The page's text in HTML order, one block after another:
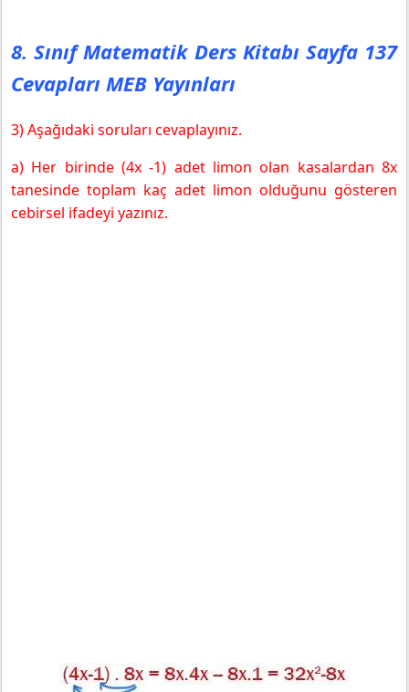
8. Sınıf Matematik Ders Kitabı Sayfa 137
Cevapları MEB Yayınları
3) Aşağıdaki soruları cevaplayınız.
a) Her birinde (4x -1) adet limon olan kasalardan 8x
tanesinde toplam kaç adet limon olduğunu gösteren
cebirsel ifadeyi yazınız.